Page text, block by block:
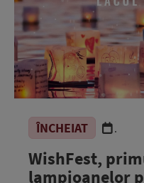
ÎNCHEIAT .
WishFest,
lampioanelor